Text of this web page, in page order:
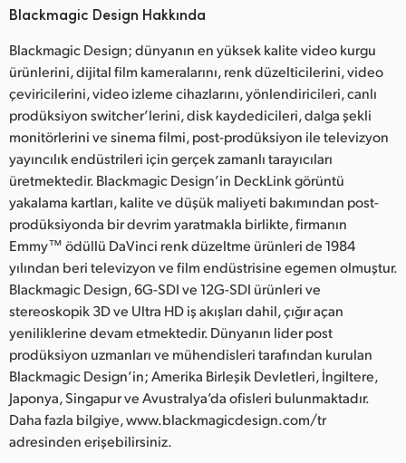
Blackmagic Design Hakkında
Blackmagic Design; dünyanın en yüksek kalite video kurgu
ürünlerini, dijital film kameralarını, renk düzelticilerini, video
çeviricilerini, video izleme cihazlarını, yönlendiricileri, canlı
prodüksiyon switcher’lerini, disk kaydedicileri, dalga şekli
monitörlerini ve sinema filmi, post-prodüksiyon ile televizyon
yayıncılık endüstrileri için gerçek zamanlı tarayıcıları
üretmektedir. Blackmagic Design’in DeckLink görüntü
yakalama kartları, kalite ve düşük maliyeti bakımından post-
prodüksiyonda bir devrim yaratmakla birlikte, firmanın
Emmy™ ödüllü DaVinci renk düzeltme ürünleri de 1984
yılından beri televizyon ve film endüstrisine egemen olmuştur.
Blackmagic Design, 6G-SDI ve 12G-SDI ürünleri ve
stereoskopik 3D ve Ultra HD iş akışları dahil, çığır açan
yeniliklerine devam etmektedir. Dünyanın lider post
prodüksiyon uzmanları ve mühendisleri tarafından kurulan
Blackmagic Design’in; Amerika Birleşik Devletleri, İngiltere,
Japonya, Singapur ve Avustralya’da ofisleri bulunmaktadır.
Daha fazla bilgiye, www.blackmagicdesign.com/tr
adresinden erişebilirsiniz.